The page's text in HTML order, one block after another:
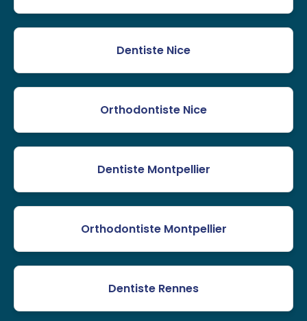
Dentiste Nice
Orthodontiste Nice
Dentiste Montpellier
Orthodontiste Montpellier
Dentiste Rennes